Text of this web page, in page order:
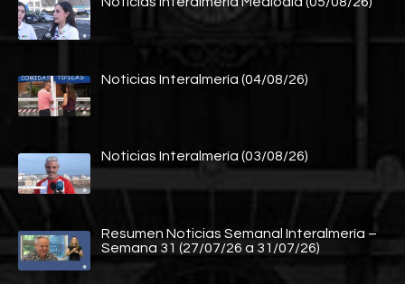
Noticias Interalmería (04/08/26)
Noticias Interalmería (03/08/26)
Resumen Noticias Semanal Interalmería –
Semana 31 (27/07/26 a 31/07/26)